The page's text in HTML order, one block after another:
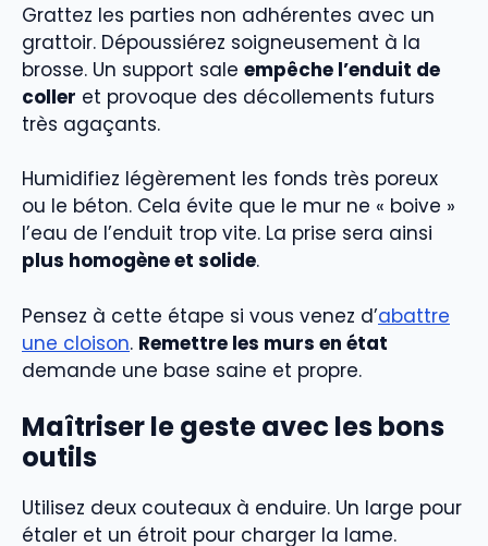
Grattez les parties non adhérentes avec un
grattoir. Dépoussiérez soigneusement à la
brosse. Un support sale empêche l’enduit de
coller et provoque des décollements futurs
très agaçants.
Humidifiez légèrement les fonds très poreux
ou le béton. Cela évite que le mur ne « boive »
l’eau de l’enduit trop vite. La prise sera ainsi
plus homogène et solide.
Pensez à cette étape si vous venez d’abattre
une cloison. Remettre les murs en état
demande une base saine et propre.
Maîtriser le geste avec les bons
outils
Utilisez deux couteaux à enduire. Un large pour
étaler et un étroit pour charger la lame.